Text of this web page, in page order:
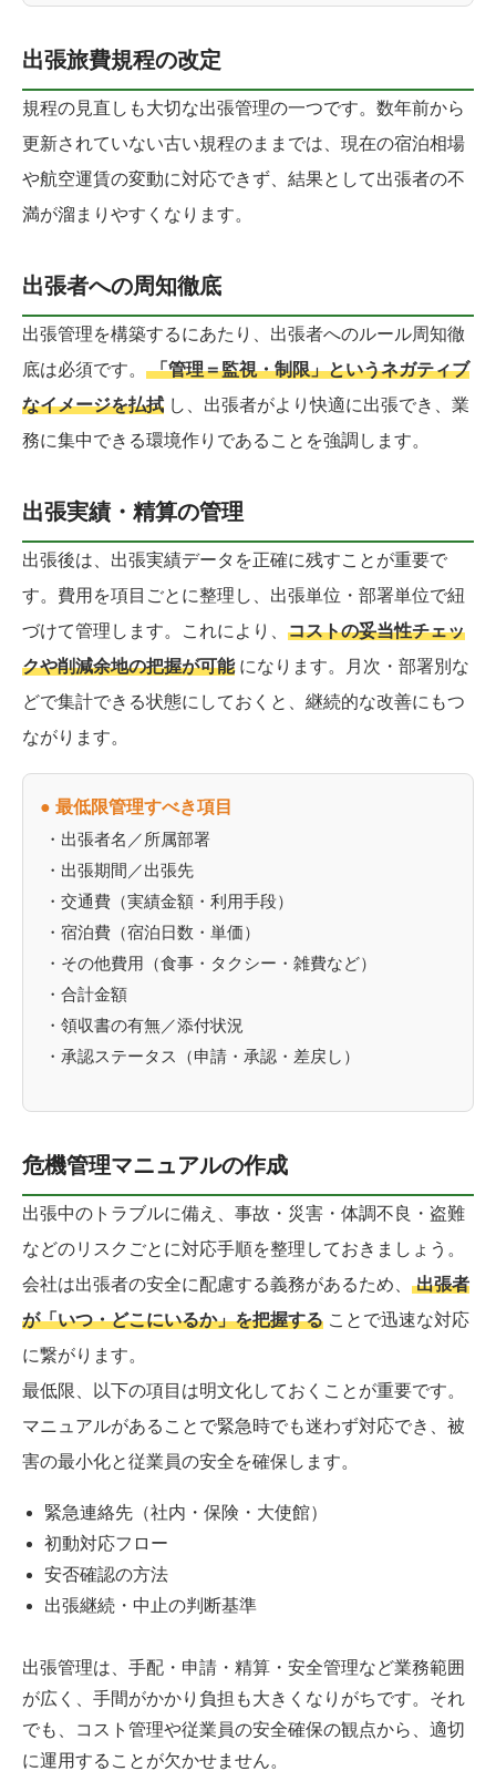
出張旅費規程の改定
規程の見直しも大切な出張管理の一つです。数年前から
更新されていない古い規程のままでは、現在の宿泊相場
や航空運賃の変動に対応できず、結果として出張者の不
満が溜まりやすくなります。
出張者への周知徹底
出張管理を構築するにあたり、出張者へのルール周知徹
底は必須です。 「管理＝監視・制限」というネガティブ
なイメージを払拭し、出張者がより快適に出張でき、業
務に集中できる環境作りであることを強調します。
出張実績・精算の管理
出張後は、出張実績データを正確に残すことが重要で
す。費用を項目ごとに整理し、出張単位・部署単位で紐
づけて管理します。これにより、 コストの妥当性チェッ
クや削減余地の把握が可能になります。月次・部署別な
どで集計できる状態にしておくと、継続的な改善にもつ
ながります。
● 最低限管理すべき項目
・出張者名／所属部署
・出張期間／出張先
・交通費（実績金額・利用手段）
・宿泊費（宿泊日数・単価）
・その他費用（食事・タクシー・雑費など）
・合計金額
・領収書の有無／添付状況
・承認ステータス（申請・承認・差戻し）
危機管理マニュアルの作成
出張中のトラブルに備え、事故・災害・体調不良・盗難
などのリスクごとに対応手順を整理しておきましょう。
会社は出張者の安全に配慮する義務があるため、 出張者
が「いつ・どこにいるか」を把握する ことで迅速な対応
に繋がります。
最低限、以下の項目は明文化しておくことが重要です。
マニュアルがあることで緊急時でも迷わず対応でき、被
害の最小化と従業員の安全を確保します。
緊急連絡先（社内・保険・大使館）
初動対応フロー
安否確認の方法
出張継続・中止の判断基準
出張管理は、手配・申請・精算・安全管理など業務範囲
が広く、手間がかかり負担も大きくなりがちです。それ
でも、コスト管理や従業員の安全確保の観点から、適切
に運用することが欠かせません。